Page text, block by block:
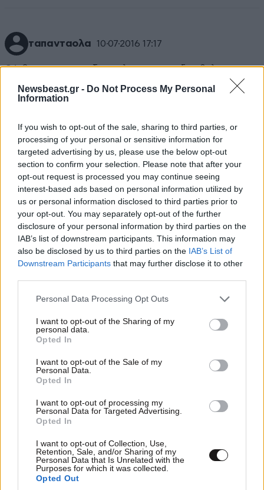
Newsbeast.gr - Do Not Process My Personal
Information
If you wish to opt-out of the sale, sharing to third parties, or
processing of your personal or sensitive information for
targeted advertising by us, please use the below opt-out
section to confirm your selection. Please note that after your
opt-out request is processed you may continue seeing
interest-based ads based on personal information utilized by
us or personal information disclosed to third parties prior to
your opt-out. You may separately opt-out of the further
disclosure of your personal information by third parties on the
IAB’s list of downstream participants. This information may
also be disclosed by us to third parties on the IAB’s List of
Downstream Participants that may further disclose it to other
Please note that this website/app uses one or more Google
not limited to your visit or usage behaviour. You may click to
grant or deny consent to Google and its third-party tags to
use your data for below specified purposes in below Google
consent section.
Personal Data Processing Opt Outs
I want to opt-out of the Sharing of my
personal data.
Opted In
I want to opt-out of the Sale of my
Personal Data.
Opted In
I want to opt-out of processing my
Personal Data for Targeted Advertising.
Opted In
I want to opt-out of Collection, Use,
Retention, Sale, and/or Sharing of my
Personal Data that Is Unrelated with the
Purposes for which it was collected.
Opted Out
ταπανταολα 10·07·2016 17:17
ΘΑ βγει κι αυτος εξω σε λιγες μερες δεν θελω να
ανησυχειτε. απο τη απειρα των 125 γεωργιανων που
εξαρθρωθηκε την περασμενη βδομαδα
αστυνομια, αλλα η δικαιοσυνη του συριζα
αποκατεστησε την ταξη και προφυλακισε μονο τουε
τεσσερις δηλαδη ;οαοστο λιγο πανω απο 10%. ειπαμε
προτεραιοτητα του συριζα η αποσυμφπρηση των
φυλακων απο εγκληματιες και η συμφορηαη της
κοινωνιας με ολο και περισσοτερο εγκλημα.
Απαντήστε 0
TRENDING
LIFESTYLE08·08·2026 19:12